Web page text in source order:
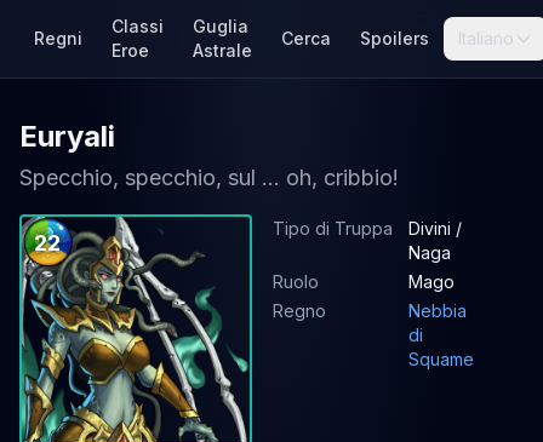
Regni
Classi
Eroe
Guglia
Astrale
Cerca Spoilers Italiano
Euryali
Specchio, specchio, sul ... oh, cribbio!
22
Tipo di Truppa
Divini /
Naga
Ruolo
Mago
Regno
Nebbia
di
Squame